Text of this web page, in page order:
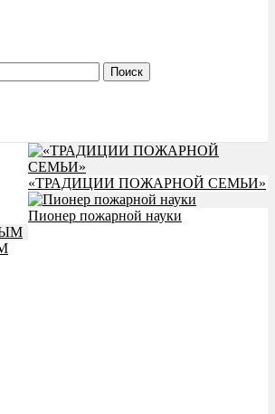
«ТРАДИЦИИ ПОЖАРНОЙ СЕМЬИ»
Пионер пожарной науки